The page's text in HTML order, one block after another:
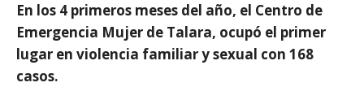
En los 4 primeros meses del año, el Centro de
Emergencia Mujer de Talara, ocupó el primer
lugar en violencia familiar y sexual con 168
casos.